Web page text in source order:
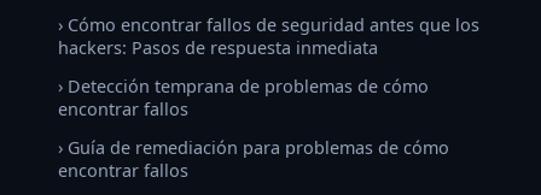
› Cómo encontrar fallos de seguridad antes que los
hackers: Pasos de respuesta inmediata
› Detección temprana de problemas de cómo
encontrar fallos
› Guía de remediación para problemas de cómo
encontrar fallos